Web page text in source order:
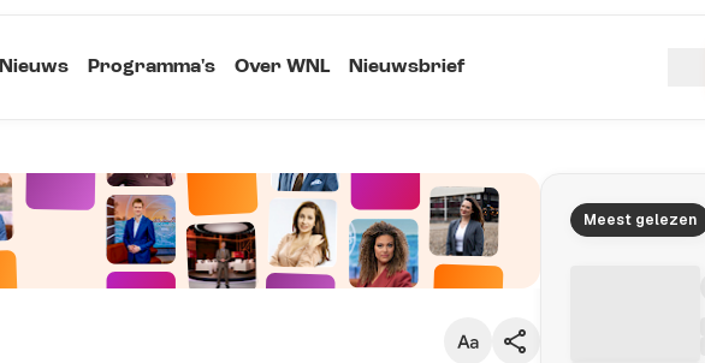
Nieuws Programma's Over WNL Nieuwsbrief
Meest gelezen